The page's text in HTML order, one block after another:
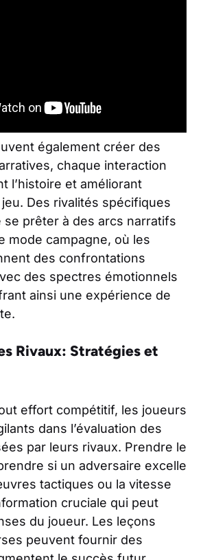
également créer des
chaque interaction
l’histoire et améliorant
jeu. Des rivalités spécifiques
se prêter à des arcs narratifs
mode campagne, où les
des confrontations
des spectres émotionnels
ainsi une expérience de
Rivaux: Stratégies et
effort compétitif, les joueurs
dans l’évaluation des
par leurs rivaux. Prendre le
si un adversaire excelle
tactiques ou la vitesse
cruciale qui peut
du joueur. Les leçons
peuvent fournir des